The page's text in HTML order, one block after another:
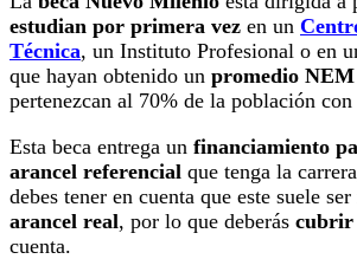
estudian por primera vez en un
Técnica, un Instituto Profesional o en
que hayan obtenido un promedio
pertenezcan al 70% de la población con
Esta beca entrega un financiamiento
arancel referencial que tenga la
debes tener en cuenta que este suele ser
arancel real, por lo que deberás cubrir
cuenta.